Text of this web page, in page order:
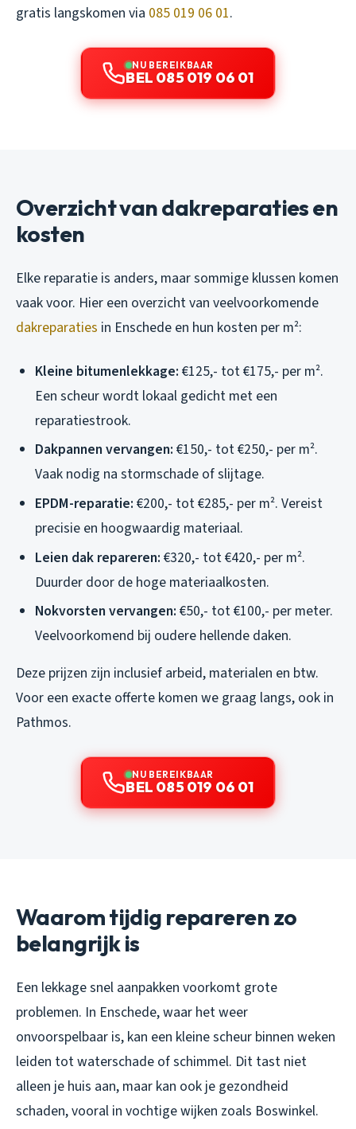
gratis langskomen via 085 019 06 01.
NU BEREIKBAAR
BEL 085 019 06 01
Overzicht van dakreparaties en
kosten
Elke reparatie is anders, maar sommige klussen komen
vaak voor. Hier een overzicht van veelvoorkomende
dakreparaties in Enschede en hun kosten per m²:
Kleine bitumenlekkage: €125,- tot €175,- per m².
Een scheur wordt lokaal gedicht met een
reparatiestrook.
Dakpannen vervangen: €150,- tot €250,- per m².
Vaak nodig na stormschade of slijtage.
EPDM-reparatie: €200,- tot €285,- per m². Vereist
precisie en hoogwaardig materiaal.
Leien dak repareren: €320,- tot €420,- per m².
Duurder door de hoge materiaalkosten.
Nokvorsten vervangen: €50,- tot €100,- per meter.
Veelvoorkomend bij oudere hellende daken.
Deze prijzen zijn inclusief arbeid, materialen en btw.
Voor een exacte offerte komen we graag langs, ook in
Pathmos.
NU BEREIKBAAR
BEL 085 019 06 01
Waarom tijdig repareren zo
belangrijk is
Een lekkage snel aanpakken voorkomt grote
problemen. In Enschede, waar het weer
onvoorspelbaar is, kan een kleine scheur binnen weken
leiden tot waterschade of schimmel. Dit tast niet
alleen je huis aan, maar kan ook je gezondheid
schaden, vooral in vochtige wijken zoals Boswinkel.